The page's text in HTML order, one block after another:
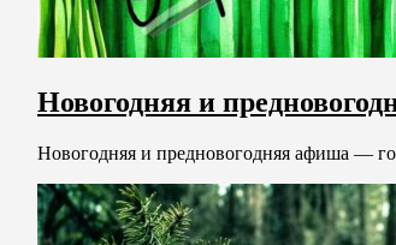
Новогодняя и
Новогодняя и предновогодняя афиша —